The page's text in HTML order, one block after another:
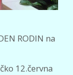
RODIN na
12.června